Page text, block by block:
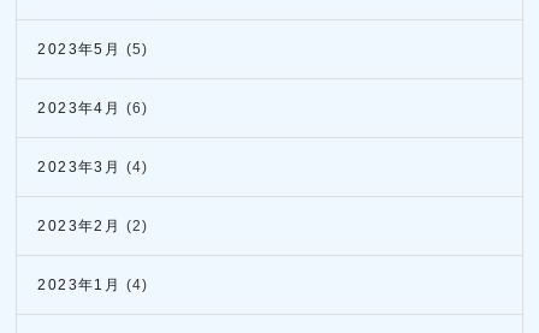
2023年5月 (5)
2023年4月 (6)
2023年3月 (4)
2023年2月 (2)
2023年1月 (4)